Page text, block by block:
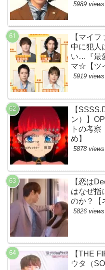
じ伏線ま
5989 views
【マイ
中に犯人
い…『最
マ☆【ツ
黒幕評判
5919 views
【
ン）】
トの考
め】
5878 views
【恋は
はなぜ指
のか？【
5826 views
【THE
ウタ（